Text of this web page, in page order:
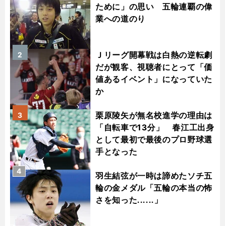
ために」の思い 五輪連覇の偉
業への道のり
Ｊリーグ開幕戦は白熱の逆転劇
だが観客、視聴者にとって「価
値あるイベント」になっていた
か
2
栗原陵矢が無名校進学の理由は
「自転車で13分」 春江工出身
として最初で最後のプロ野球選
手となった
3
羽生結弦が一時は諦めたソチ五
輪の金メダル「五輪の本当の怖
さを知った......」
4